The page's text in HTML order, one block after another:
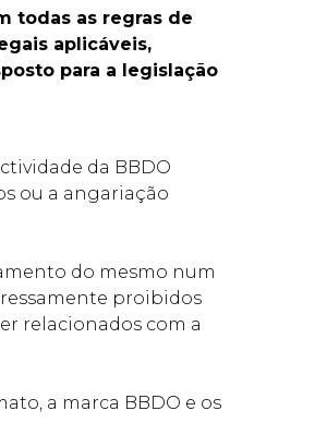
todas as regras de
aplicáveis,
para a legislação
da BBDO
ou a angariação
do mesmo num
proibidos
relacionados com a
a marca BBDO e os